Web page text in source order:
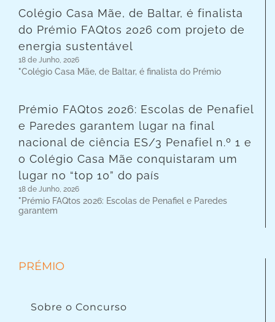
Colégio Casa Mãe, de Baltar, é finalista
do Prémio FAQtos 2026 com projeto de
energia sustentável
18 de Junho, 2026
"Colégio Casa Mãe, de Baltar, é finalista do Prémio
Prémio FAQtos 2026: Escolas de Penafiel
e Paredes garantem lugar na final
nacional de ciência ES/3 Penafiel n.º 1 e
o Colégio Casa Mãe conquistaram um
lugar no “top 10” do país
18 de Junho, 2026
"Prémio FAQtos 2026: Escolas de Penafiel e Paredes
garantem
PRÉMIO
Sobre o Concurso